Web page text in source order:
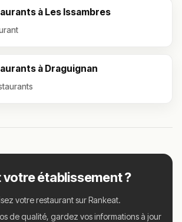
à Les Issambres
à Draguignan
votre établissement ?
votre restaurant sur Rankeat.
de qualité, gardez vos informations à jour